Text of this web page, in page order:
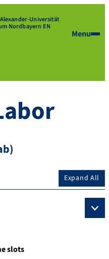
Universität
Nordbayern EN
Menu
Expand All
slots